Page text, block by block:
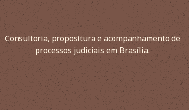
Consultoria, propositura e acompanhamento de
processos judiciais em Brasília.